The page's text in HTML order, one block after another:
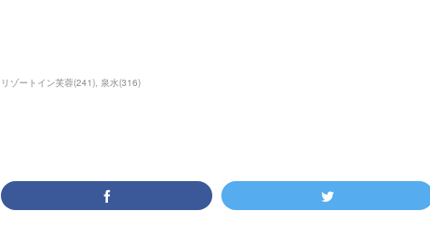
リゾートイン芙蓉(241) 泉水(316)